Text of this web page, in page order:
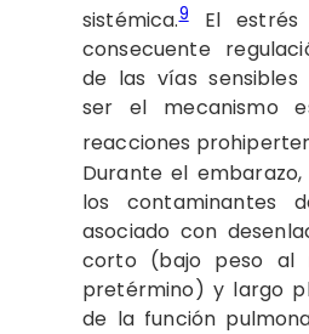
sistémica.9El estrés
consecuente
de las vías
ser el mecanismo
reacciones
Durante el
los contaminantes
asociado con
corto (bajo peso al
pretérmino) y largo
de la función